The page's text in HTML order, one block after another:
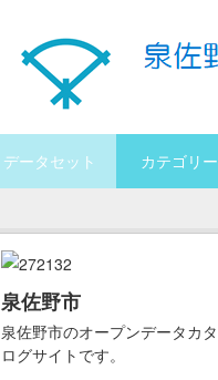
データセット カテゴリー
泉佐野市
泉佐野市のオープンデータカタ
ログサイトです。